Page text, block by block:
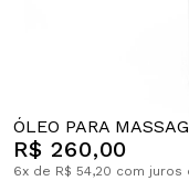
ÓLEO PARA
R$ 260,00
6x de R$ 54,20 com juros